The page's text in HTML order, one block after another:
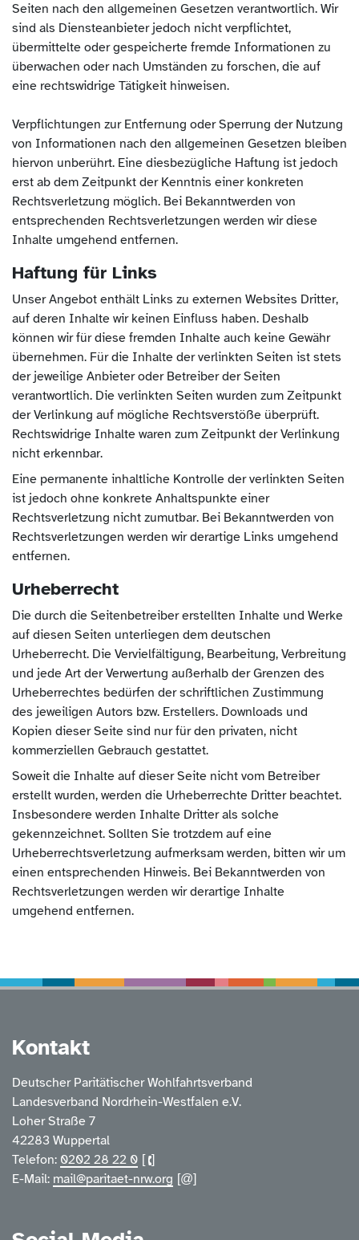
Seiten nach den allgemeinen Gesetzen verantwortlich. Wir
sind als Diensteanbieter jedoch nicht verpflichtet,
übermittelte oder gespeicherte fremde Informationen zu
überwachen oder nach Umständen zu forschen, die auf
eine rechtswidrige Tätigkeit hinweisen.
Verpflichtungen zur Entfernung oder Sperrung der Nutzung
von Informationen nach den allgemeinen Gesetzen bleiben
hiervon unberührt. Eine diesbezügliche Haftung ist jedoch
erst ab dem Zeitpunkt der Kenntnis einer konkreten
Rechtsverletzung möglich. Bei Bekanntwerden von
entsprechenden Rechtsverletzungen werden wir diese
Inhalte umgehend entfernen.
Haftung für Links
Unser Angebot enthält Links zu externen Websites Dritter,
auf deren Inhalte wir keinen Einfluss haben. Deshalb
können wir für diese fremden Inhalte auch keine Gewähr
übernehmen. Für die Inhalte der verlinkten Seiten ist stets
der jeweilige Anbieter oder Betreiber der Seiten
verantwortlich. Die verlinkten Seiten wurden zum Zeitpunkt
der Verlinkung auf mögliche Rechtsverstöße überprüft.
Rechtswidrige Inhalte waren zum Zeitpunkt der Verlinkung
nicht erkennbar.
Eine permanente inhaltliche Kontrolle der verlinkten Seiten
ist jedoch ohne konkrete Anhaltspunkte einer
Rechtsverletzung nicht zumutbar. Bei Bekanntwerden von
Rechtsverletzungen werden wir derartige Links umgehend
entfernen.
Urheberrecht
Die durch die Seitenbetreiber erstellten Inhalte und Werke
auf diesen Seiten unterliegen dem deutschen
Urheberrecht. Die Vervielfältigung, Bearbeitung, Verbreitung
und jede Art der Verwertung außerhalb der Grenzen des
Urheberrechtes bedürfen der schriftlichen Zustimmung
des jeweiligen Autors bzw. Erstellers. Downloads und
Kopien dieser Seite sind nur für den privaten, nicht
kommerziellen Gebrauch gestattet.
Soweit die Inhalte auf dieser Seite nicht vom Betreiber
erstellt wurden, werden die Urheberrechte Dritter beachtet.
Insbesondere werden Inhalte Dritter als solche
gekennzeichnet. Sollten Sie trotzdem auf eine
Urheberrechtsverletzung aufmerksam werden, bitten wir um
einen entsprechenden Hinweis. Bei Bekanntwerden von
Rechtsverletzungen werden wir derartige Inhalte
umgehend entfernen.
Service
Kontakt
Deutscher Paritätischer Wohlfahrtsverband
Landesverband Nordrhein-Westfalen e.V.
Loher Straße 7
42283 Wuppertal
Telefon: 0202 28 22 0
E-Mail: mail@paritaet-nrw.org